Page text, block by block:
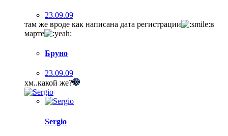
23.09.09
там же вроде как написана дата регистрации
в
марте
Бруно
23.09.09
хм..какой же?
Sergio